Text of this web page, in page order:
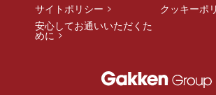
サイトポリシー
クッキーポ
安心してお通いいただくた
めに